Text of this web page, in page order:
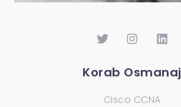
Korab Osmanaj
Cisco CCNA